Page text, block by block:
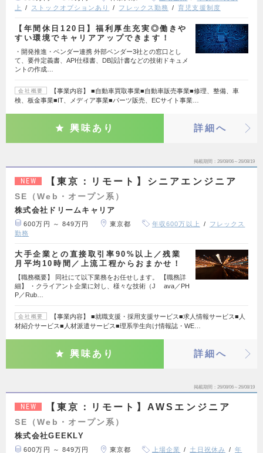
上
ストックオプションあり フレックス勤務 育児支援制度
【年間休日120日】福利厚生充実◎働きや
すい環境でキャリアアップできます！
・開発推進・ベンダー連携 外部ベンダー3社との窓口とし
て、要件定義書、API仕様書、DB設計書などの技術ドキュメ
ントの作成…
会社概要
【事業内容】 ■自動車買取事業■自動車販売事業■修理、整備、車
検、板金事業■IT、メディア事業■パーツ販売、ECサイト事業…
興味あり 詳細へ
掲載期間 26/08/06～26/08/19
NEW 【東京：リモート】シニアエンジニア
SE（Web・オープン系）
株式会社ドリームキャリア
600万円 ～ 849万円 東京都 年収600万以上
フレックス
勤務
大手企業との直接取引率90%以上／残業
月平均10時間／上流工程からおまかせ！
【職務概要】 同社にて以下業務をお任せします。 【職務詳
細】 ・クライアント企業に対し、様々な技術（J ava／PH
P／Rub…
会社概要
【事業内容】 ■就職支援・採用支援サービス■求人情報サービス■人
材紹介サービス■人材派遣サービス■理系学生向け情報誌・WE…
興味あり 詳細へ
掲載期間 26/08/06～26/08/19
NEW 【東京：リモート】AWSエンジニア
SE（Web・オープン系）
株式会社GEEKLY
600万円 ～ 849万円 東京都 上場企業 土日祝休み 年